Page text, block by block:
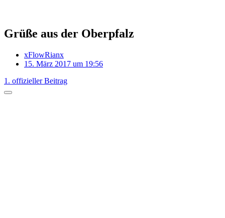
Grüße aus der Oberpfalz
xFlowRianx
15. März 2017 um 19:56
1. offizieller Beitrag